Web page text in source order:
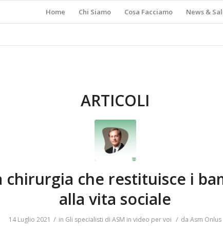
Home Chi Siamo Cosa Facciamo News &
ARTICOLI
chirurgia che restituisce i
alla vita sociale
14 Luglio 2021 / in Gli specialisti di ASM in video per voi / da Asm Onlus